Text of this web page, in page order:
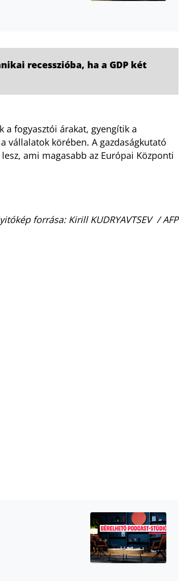
recesszióba, ha a GDP két
a fogyasztói árakat, gyengítik a
vállalatok körében. A gazdaságkutató
ami magasabb az Európai Központi
forrása: Kirill KUDRYAVTSEV / AFP